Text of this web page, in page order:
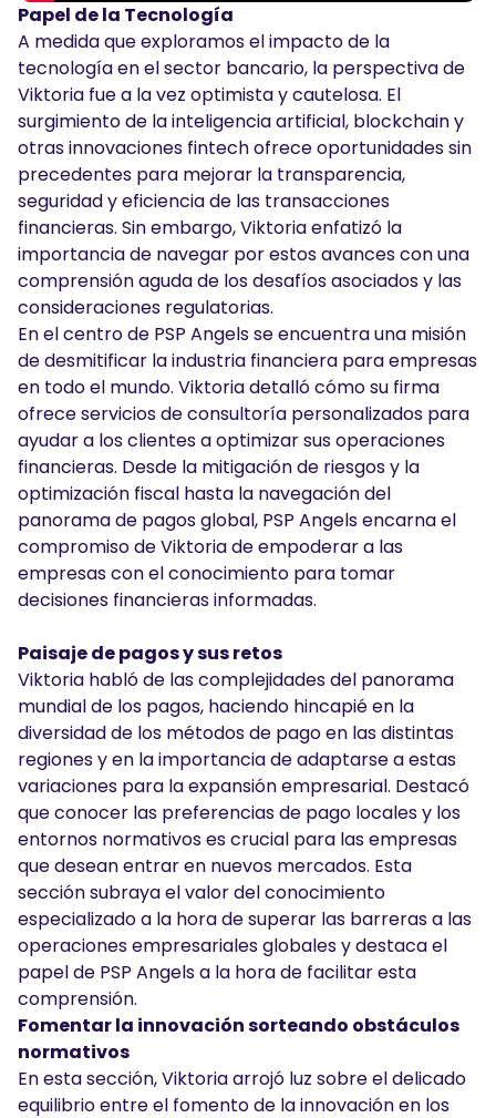
Papel de la Tecnología
A medida que exploramos el impacto de la
tecnología en el sector bancario, la perspectiva de
Viktoria fue a la vez optimista y cautelosa. El
surgimiento de la inteligencia artificial, blockchain y
otras innovaciones fintech ofrece oportunidades sin
precedentes para mejorar la transparencia,
seguridad y eficiencia de las transacciones
financieras. Sin embargo, Viktoria enfatizó la
importancia de navegar por estos avances con una
comprensión aguda de los desafíos asociados y las
consideraciones regulatorias.
En el centro de PSP Angels se encuentra una misión
de desmitificar la industria financiera para empresas
en todo el mundo. Viktoria detalló cómo su firma
ofrece servicios de consultoría personalizados para
ayudar a los clientes a optimizar sus operaciones
financieras. Desde la mitigación de riesgos y la
optimización fiscal hasta la navegación del
panorama de pagos global, PSP Angels encarna el
compromiso de Viktoria de empoderar a las
empresas con el conocimiento para tomar
decisiones financieras informadas.
Paisaje de pagos y sus retos
Viktoria habló de las complejidades del panorama
mundial de los pagos, haciendo hincapié en la
diversidad de los métodos de pago en las distintas
regiones y en la importancia de adaptarse a estas
variaciones para la expansión empresarial. Destacó
que conocer las preferencias de pago locales y los
entornos normativos es crucial para las empresas
que desean entrar en nuevos mercados. Esta
sección subraya el valor del conocimiento
especializado a la hora de superar las barreras a las
operaciones empresariales globales y destaca el
papel de PSP Angels a la hora de facilitar esta
comprensión.
Fomentar la innovación sorteando obstáculos
normativos
En esta sección, Viktoria arrojó luz sobre el delicado
equilibrio entre el fomento de la innovación en los